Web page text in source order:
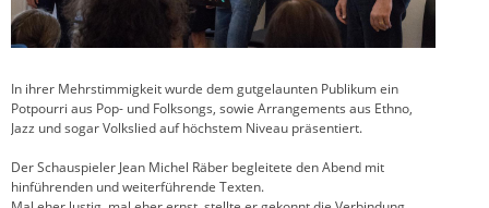
In ihrer Mehrstimmigkeit wurde dem gutgelaunten Publikum ein
Potpourri aus Pop- und Folksongs, sowie Arrangements aus Ethno,
Jazz und sogar Volkslied auf höchstem Niveau präsentiert.
Der Schauspieler Jean Michel Räber begleitete den Abend mit
hinführenden und weiterführende Texten.